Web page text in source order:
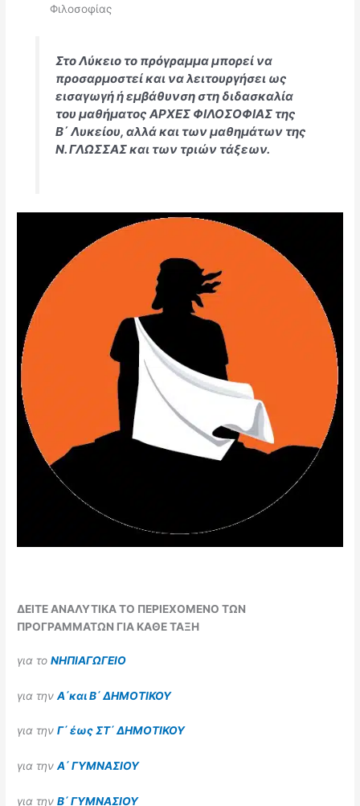
Φιλοσοφίας
Στο Λύκειο το πρόγραμμα μπορεί να
προσαρμοστεί και να λειτουργήσει ως
εισαγωγή ή εμβάθυνση στη διδασκαλία
του μαθήματος ΑΡΧΕΣ ΦΙΛΟΣΟΦΙΑΣ της
Β΄ Λυκείου, αλλά και των μαθημάτων της
Ν. ΓΛΩΣΣΑΣ και των τριών τάξεων.
ΔΕΙΤΕ ΑΝΑΛΥΤΙΚΑ ΤΟ ΠΕΡΙΕΧΟΜΕΝΟ ΤΩΝ
ΠΡΟΓΡΑΜΜΑΤΩΝ ΓΙΑ ΚΑΘΕ ΤΑΞΗ
για τοΝΗΠΙΑΓΩΓΕΙΟ
για τηνΑ΄και Β΄ ΔΗΜΟΤΙΚΟΥ
για τηνΓ΄ έως ΣΤ΄ ΔΗΜΟΤΙΚΟΥ
για τηνΑ΄ ΓΥΜΝΑΣΙΟΥ
για τηνΒ΄ ΓΥΜΝΑΣΙΟΥ